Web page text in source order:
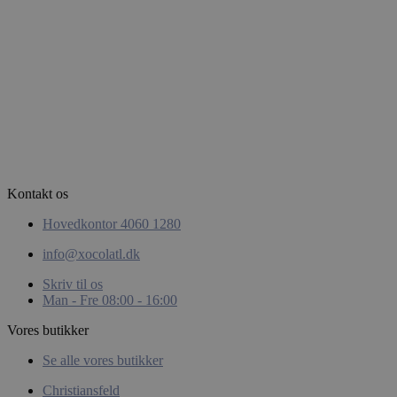
Kontakt os
Hovedkontor 4060 1280
info@xocolatl.dk
Skriv til os
Man - Fre 08:00 - 16:00
Vores butikker
Se alle vores butikker
Christiansfeld